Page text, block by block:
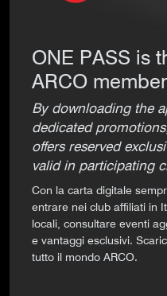
ONE PASS is
ARCO
By downloading the
dedicated
offers reserved
valid in participating
Con la carta digitale
entrare nei club affiliati in
locali, consultare eventi
e vantaggi esclusivi.
tutto il mondo ARCO.